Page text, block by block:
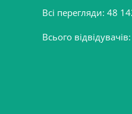
Всі перегляди: 48
Всього відвідувачів: